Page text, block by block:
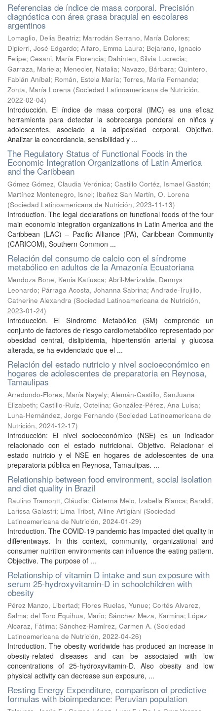
Referencias de índice de masa corporal. Precisión
diagnóstica con área grasa braquial en escolares
argentinos
Lomaglio, Delia Beatriz; Marrodán Serrano, María Dolores;
Dipierri, José Edgardo; Alfaro, Emma Laura; Bejarano, Ignacio
Felipe; Cesani, María Florencia; Dahinten, Silvia Lucrecia;
Garraza, Mariela; Menecier, Natalia; Navazo, Bárbara; Quintero,
Fabián Aníbal; Román, Estela María; Torres, María Fernanda;
Zonta, María Lorena (Sociedad Latinoamericana de Nutrición,
2022-02-04)
Introducción. El índice de masa corporal (IMC) es una eficaz
herramienta para detectar la sobrecarga ponderal en niños y
adolescentes, asociado a la adiposidad corporal. Objetivo.
Analizar la concordancia, sensibilidad y ...
The Regulatory Status of Functional Foods in the
Economic Integration Organizations of Latin America
and the Caribbean
Gómez Gómez, Claudia Verónica; Castillo Cortéz, Ismael Gastón;
Martínez Montenegro, Isnel; Ibañez San Martín, O. Lorena
(Sociedad Latinoamericana de Nutrición, 2023-11-13)
Introduction. The legal declarations on functional foods of the four
main economic integration organizations in Latin America and the
Caribbean (LAC) – Pacific Alliance (PA), Caribbean Community
(CARICOM), Southern Common ...
Relación del consumo de calcio con el síndrome
metabólico en adultos de la Amazonía Ecuatoriana
Mendoza Bone, Kenia Katiusca; Abril-Merizalde, Dennys
Leonardo; Párraga Acosta, Johanna Sabrina; Andrade-Trujillo,
Catherine Alexandra (Sociedad Latinoamericana de Nutrición,
2023-01-24)
Introducción. El Síndrome Metabólico (SM) comprende un
conjunto de factores de riesgo cardiometabólico representado por
obesidad central, dislipidemia, hipertensión arterial y glucosa
alterada, se ha evidenciado que el ...
Relación del estado nutricio y nivel socioeconómico en
hogares de adolescentes de preparatoria en Reynosa,
Tamaulipas
Arredondo-Flores, María Nayely; Alemán-Castillo, SanJuana
Elizabeth; Castillo-Ruíz, Octelina; González-Pérez, Ana Luisa;
Luna-Hernández, Jorge Fernando (Sociedad Latinoamericana de
Nutrición, 2024-12-17)
Introducción: El nivel socioeconómico (NSE) es un indicador
relacionado con el estado nutricional. Objetivo. Relacionar el
estado nutricio y el NSE en hogares de adolescentes de una
preparatoria pública en Reynosa, Tamaulipas. ...
Relationship between food environment, social isolation
and diet quality in Brazil
Raulino Tramontt, Cláudia; Cisterna Melo, Izabella Bianca; Baraldi,
Larissa Galastri; Lima Tribst, Alline Artigiani (Sociedad
Latinoamericana de Nutrición, 2024-01-29)
Introduction. The COVID-19 pandemic has impacted diet quality in
differentways. In this context, community, organizational and
consumer nutrition environments can influence the eating pattern.
Objective. The purpose of ...
Relationship of vitamin D intake and sun exposure with
serum 25-hydroxyvitamin-D in schoolchildren with
obesity
Pérez Manzo, Libertad; Flores Ruelas, Yunue; Cortés Alvarez,
Salma; del Toro Equihua, Mario; Sánchez Meza, Karmina; López
Alcaraz, Fátima; Sánchez-Ramírez, Carmen A. (Sociedad
Latinoamericana de Nutrición, 2022-04-26)
Introduction. The obesity worldwide has produced an increase in
obesity-related diseases and can be associated with low
concentrations of 25-hydroxyvitamin-D. Also obesity and low
physical activity can decrease sun exposure, ...
Resting Energy Expenditure, comparison of predictive
formulas with bioimpedance: Peruvian population